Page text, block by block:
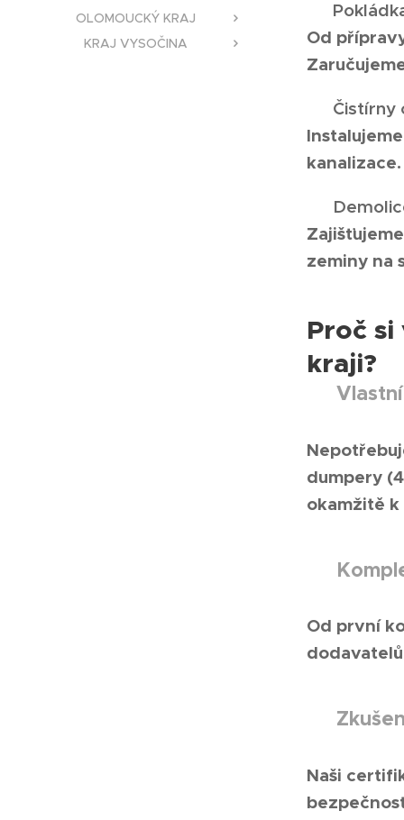
OLOMOUCKÝ KRAJ
KRAJ VYSOČINA
Od
Čistírny
kanalizace.
zeminy na
Proč
kraji?
dumpery
okamžitě k
Od první
Naši